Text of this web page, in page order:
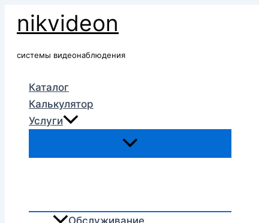
Перейти
nikvideon
системы видеонаблюдения
Каталог
Калькулятор
Услуги